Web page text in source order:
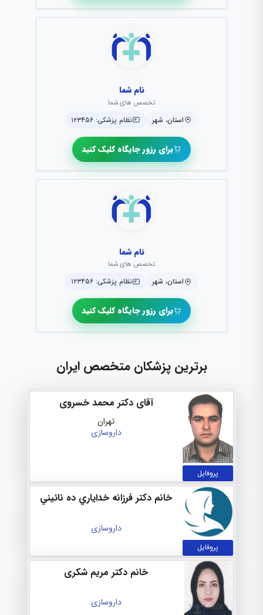
نام شما
تخصص های شما
استان، شهر نظام پزشکی: ۱۲۳۴۵۶
برای رزور جایگاه کلیک کنید
نام شما
تخصص های شما
استان، شهر نظام پزشکی: ۱۲۳۴۵۶
برای رزور جایگاه کلیک کنید
برترین پزشکان متخصص ایران
پروفایل
آقای دکتر محمد خسروی
تهران
داروسازی
پروفایل
خانم دکتر فرزانه خداياري ده نائيني
داروسازی
خانم دکتر مریم شکری
داروسازی